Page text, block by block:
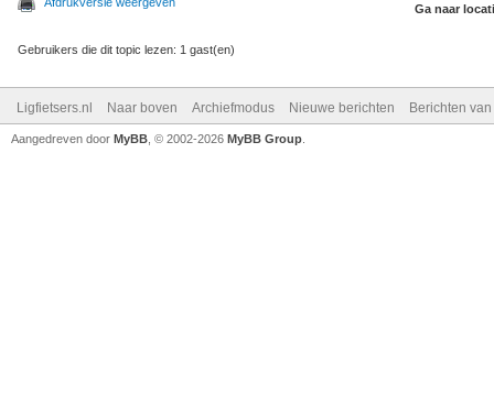
Ga naar
Gebruikers die dit topic lezen: 1 gast(en)
Ligfietsers.nl Naar boven Archiefmodus Nieuwe berichten Berichten
Aangedreven door MyBB , © 2002-2026 MyBB Group